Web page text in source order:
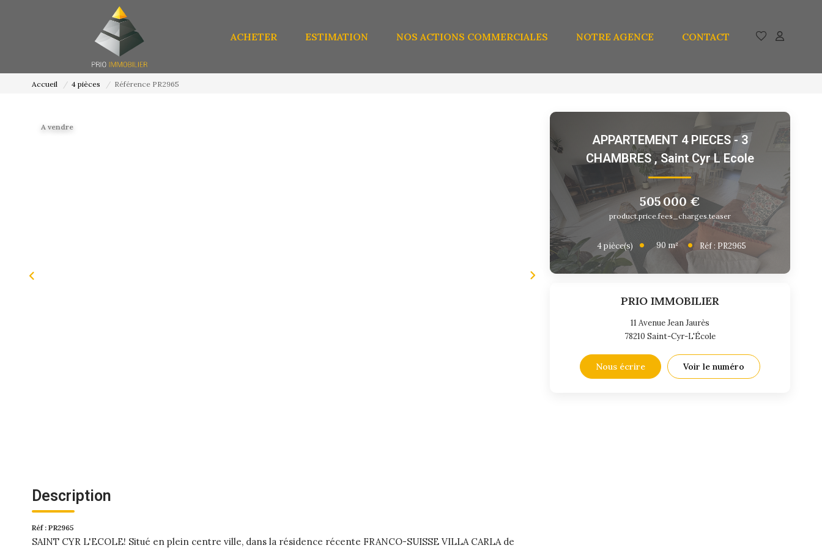
ACHETER ESTIMATION NOS ACTIONS COMMERCIALES NOTRE AGENCE CONTACT
Accueil 4 pièces Référence PR2965
A vendre
Description
Réf : PR2965
SAINT CYR L'ECOLE! Situé en plein centre ville, dans la résidence récente FRANCO-SUISSE VILLA CARLA de
APPARTEMENT 4 PIECES - 3
CHAMBRES,Saint Cyr L Ecole
505 000 €
product.price.fees_charges.teaser
4pièce(s) 90 m² Réf : PR2965
PRIO IMMOBILIER
11 Avenue Jean Jaurès
78210 Saint-Cyr-L'École
Nous écrire Voir le numéro